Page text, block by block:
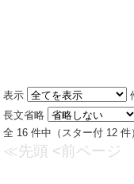
表示
長文省略
全 16 件中（スター付 12 件
≪先頭 <前ページ